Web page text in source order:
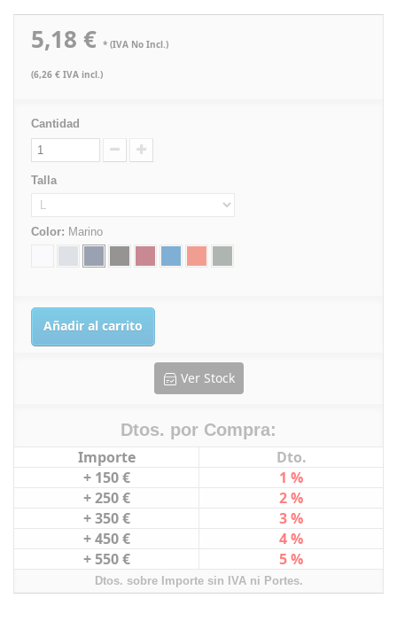
5,18 € * (IVA No Incl.)
(6,26 € IVA incl.)
Cantidad
Talla
Color: Marino
Añadir al carrito
Ver Stock
Dtos. por Compra:
Importe
Dto.
+ 150 €
1 %
+ 250 €
2 %
+ 350 €
3 %
+ 450 €
4 %
+ 550 €
5 %
Dtos. sobre Importe sin IVA ni Portes.